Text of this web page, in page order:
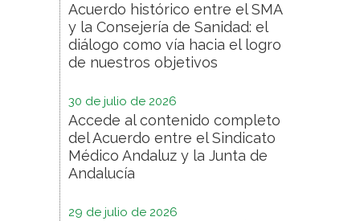
Acuerdo histórico entre el SMA
y la Consejería de Sanidad: el
diálogo como vía hacia el logro
de nuestros objetivos
30 de julio de 2026
Accede al contenido completo
del Acuerdo entre el Sindicato
Médico Andaluz y la Junta de
Andalucía
29 de julio de 2026